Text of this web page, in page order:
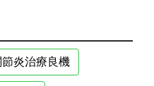
炎治療良機